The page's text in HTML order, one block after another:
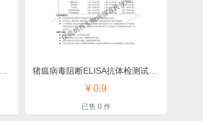
猪瘟病毒阻断ELISA抗体检测试剂盒（纳百）
¥ 0.9
已售 0 件